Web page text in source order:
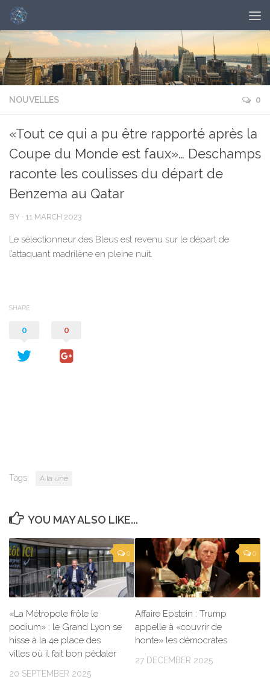
NOUVELLES 0
«Tout ce qui a pu être rapporté après la
Coupe du Monde est faux»… Deschamps
raconte les coulisses du départ de
Benzema au Qatar
BY · 11 MARCH 2023
Le sélectionneur des Bleus est revenu sur le départ de
l’attaquant madrilène en pleine nuit.
SHARE
0 0
Tags: A la une
YOU MAY ALSO LIKE...
0
«La Métropole frôle le
podium» : le Grand Lyon se
hisse à la 4e place des
villes où il fait bon pédaler
20 SEPTEMBER 2025
0
Affaire Epstein : Trump
appelle à «couvrir de
honte» les démocrates
27 DECEMBER 2025